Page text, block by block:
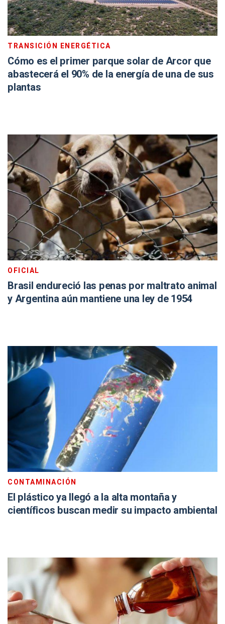
TRANSICIÓN ENERGÉTICA
Cómo es el primer parque solar de Arcor que
abastecerá el 90% de la energía de una de sus
plantas
OFICIAL
Brasil endureció las penas por maltrato animal
y Argentina aún mantiene una ley de 1954
CONTAMINACIÓN
El plástico ya llegó a la alta montaña y
científicos buscan medir su impacto ambiental